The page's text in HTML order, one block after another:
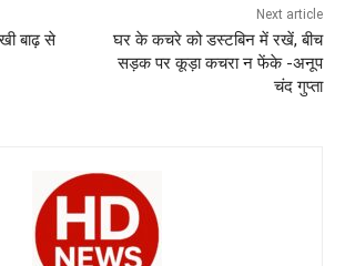
n
m
er
बाढ़ से
Next article
घर के कचरे को डस्टबिन में रखें, बीच
सड़क पर कूड़ा कचरा न फेंके -अनूप
चंद गुप्ता